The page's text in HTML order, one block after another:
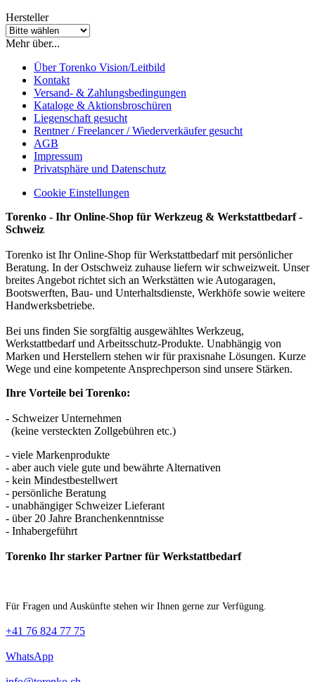
Hersteller
Mehr über...
Über Torenko Vision/Leitbild
Kontakt
Versand- & Zahlungsbedingungen
Kataloge & Aktionsbroschüren
Liegenschaft gesucht
Rentner / Freelancer / Wiederverkäufer gesucht
AGB
Impressum
Privatsphäre und Datenschutz
Cookie Einstellungen
Torenko - Ihr Online-Shop für Werkzeug & Werkstattbedarf -
Schweiz
Torenko ist Ihr Online-Shop für Werkstattbedarf mit persönlicher
Beratung. In der Ostschweiz zuhause liefern wir schweizweit. Unser
breites Angebot richtet sich an Werkstätten wie Autogaragen,
Bootswerften, Bau- und Unterhaltsdienste, Werkhöfe sowie weitere
Handwerksbetriebe.
Bei uns finden Sie sorgfältig ausgewähltes Werkzeug,
Werkstattbedarf und Arbeitsschutz-Produkte. Unabhängig von
Marken und Herstellern stehen wir für praxisnahe Lösungen. Kurze
Wege und eine kompetente Ansprechperson sind unsere Stärken.
Ihre Vorteile bei Torenko:
- Schweizer Unternehmen
(keine versteckten Zollgebühren etc.)
- viele Markenprodukte
- aber auch viele gute und bewährte Alternativen
- kein Mindestbestellwert
- persönliche Beratung
- unabhängiger Schweizer Lieferant
- über 20 Jahre Branchenkenntnisse
- Inhabergeführt
Torenko Ihr starker Partner für Werkstattbedarf
Für Fragen und Auskünfte stehen wir Ihnen gerne zur Verfügung.
+41 76 824 77 75
WhatsApp